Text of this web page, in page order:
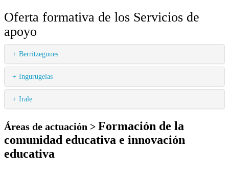
Oferta formativa de los Servicios de
apoyo
Berritzegunes
Ingurugelas
Irale
Áreas de actuación > Formación de la
comunidad educativa e innovación
educativa